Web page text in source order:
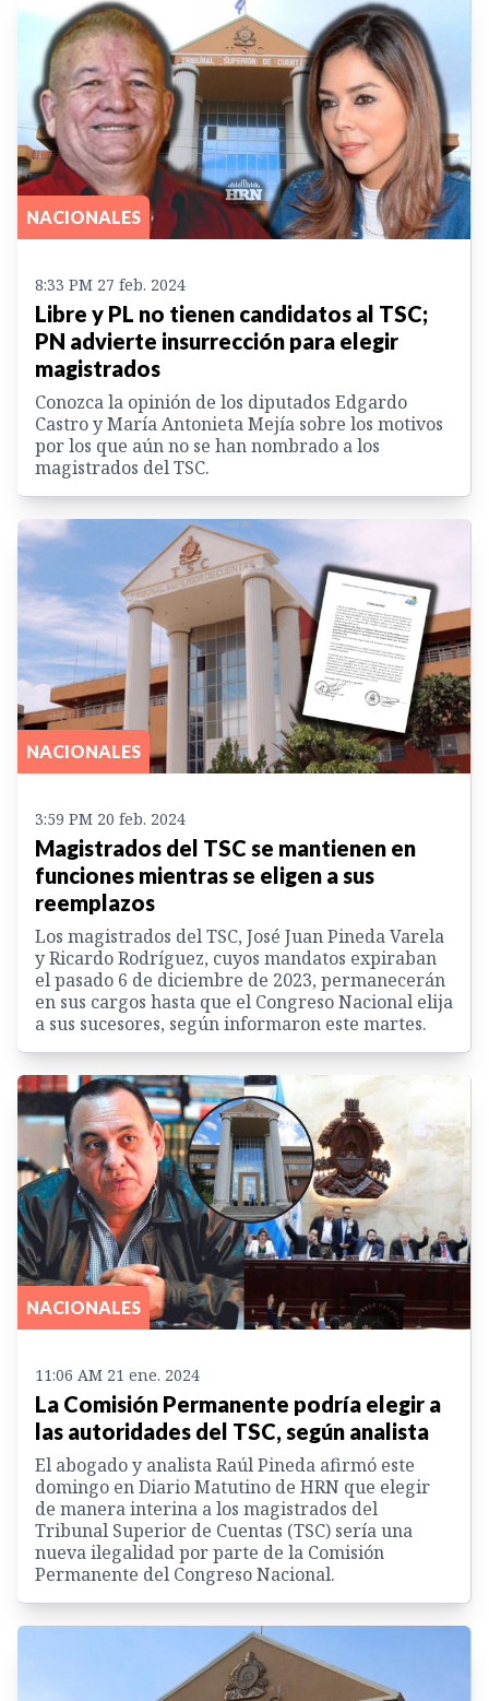
NACIONALES
8:33 PM 27 feb. 2024
Libre y PL no tienen candidatos al TSC;
PN advierte insurrección para elegir
magistrados
Conozca la opinión de los diputados Edgardo
Castro y María Antonieta Mejía sobre los motivos
por los que aún no se han nombrado a los
magistrados del TSC.
NACIONALES
3:59 PM 20 feb. 2024
Magistrados del TSC se mantienen en
funciones mientras se eligen a sus
reemplazos
Los magistrados del TSC, José Juan Pineda Varela
y Ricardo Rodríguez, cuyos mandatos expiraban
el pasado 6 de diciembre de 2023, permanecerán
en sus cargos hasta que el Congreso Nacional elija
a sus sucesores, según informaron este martes.
NACIONALES
11:06 AM 21 ene. 2024
La Comisión Permanente podría elegir a
las autoridades del TSC, según analista
El abogado y analista Raúl Pineda afirmó este
domingo en Diario Matutino de HRN que elegir
de manera interina a los magistrados del
Tribunal Superior de Cuentas (TSC) sería una
nueva ilegalidad por parte de la Comisión
Permanente del Congreso Nacional.